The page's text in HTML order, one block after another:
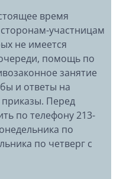
время
участницам
не имеется
помощь по
занятие
и ответы на
Перед
по телефону 213-
по
по четверг с